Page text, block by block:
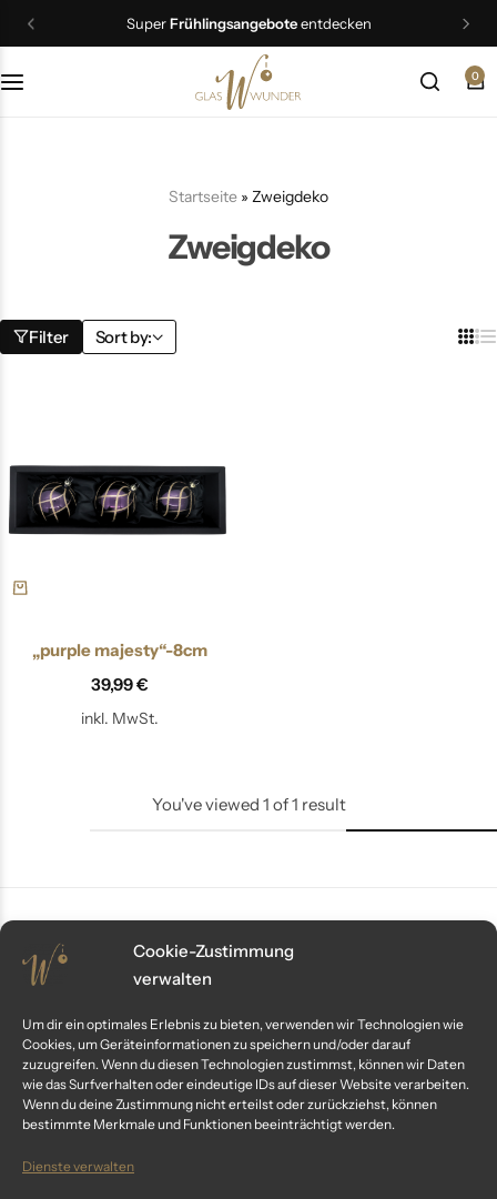
Cookie-Zustimmung
verwalten
Um dir ein optimales Erlebnis zu bieten, verwenden wir Technologien wie
Cookies, um Geräteinformationen zu speichern und/oder darauf
zuzugreifen. Wenn du diesen Technologien zustimmst, können wir Daten
wie das Surfverhalten oder eindeutige IDs auf dieser Website verarbeiten.
Wenn du deine Zustimmung nicht erteilst oder zurückziehst, können
bestimmte Merkmale und Funktionen beeinträchtigt werden.
Dienste verwalten
SuperFrühlingsangeboteentdecken
0
Startseite » Zweigdeko
Zweigdeko
Filter Sort by:
„purple majesty“-8cm
39,99€
inkl. MwSt.
You've viewed 1 of1 result
Kundenservice
Fragen? Wir sind für dich da:
Telefon: +49 9561 401 34 90
Email: info@glaswunder.eu